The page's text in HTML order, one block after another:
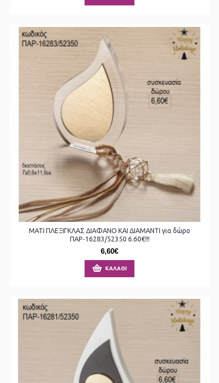
ΜΑΤΙ ΠΛΕΞΙΓΚΛΑΣ ΔΙΑΦΑΝΟ ΚΑΙ ΔΙΑΜΑΝΤΙ για δώρο
ΠΑΡ-16283/52350 6.60€!!!
6,60€
ΚΑΛΆΘΙ